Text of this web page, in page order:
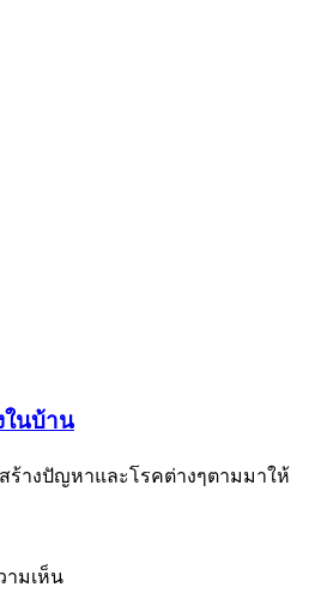
ในบ้าน
สร้างปัญหาและโรคต่างๆตามมาให้
ามเห็น